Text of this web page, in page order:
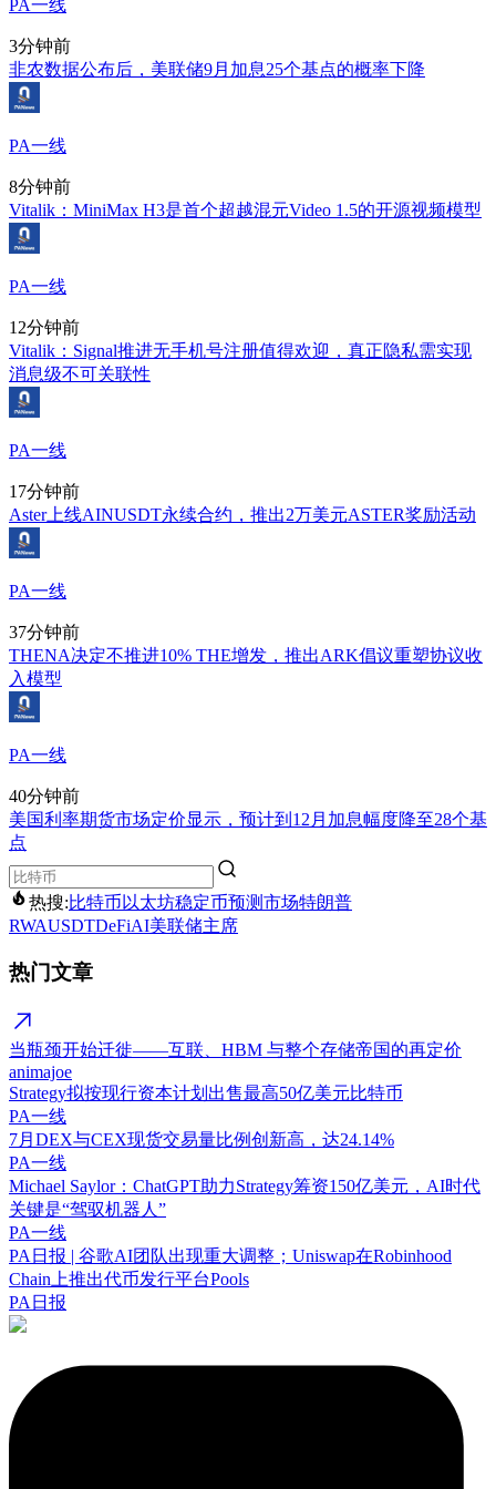
PA一线
3分钟前
非农数据公布后，美联储9月加息25个基点的概率下降
PA一线
8分钟前
Vitalik：MiniMax H3是首个超越混元Video 1.5的开源视频模型
PA一线
12分钟前
Vitalik：Signal推进无手机号注册值得欢迎，真正隐私需实现
消息级不可关联性
PA一线
17分钟前
Aster上线AINUSDT永续合约，推出2万美元ASTER奖励活动
PA一线
37分钟前
THENA决定不推进10% THE增发，推出ARK倡议重塑协议收
入模型
PA一线
40分钟前
美国利率期货市场定价显示，预计到12月加息幅度降至28个基
点
热搜:比特币 以太坊稳定币预测市场特朗普
RWAUSDTDeFiAI美联储主席
热门文章
当瓶颈开始迁徙——互联、HBM 与整个存储帝国的再定价
animajoe
Strategy拟按现行资本计划出售最高50亿美元比特币
PA一线
7月DEX与CEX现货交易量比例创新高，达24.14%
PA一线
Michael Saylor：ChatGPT助力Strategy筹资150亿美元，AI时代
关键是“驾驭机器人”
PA一线
PA日报 | 谷歌AI团队出现重大调整；Uniswap在Robinhood
Chain上推出代币发行平台Pools
PA日报